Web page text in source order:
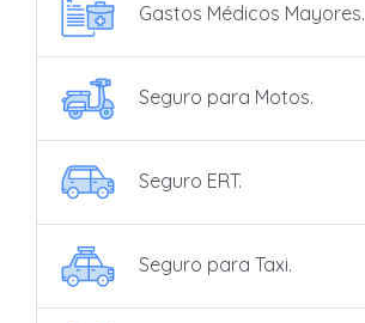
Gastos Médicos Mayores.
Seguro para Motos.
Seguro ERT.
Seguro para Taxi.